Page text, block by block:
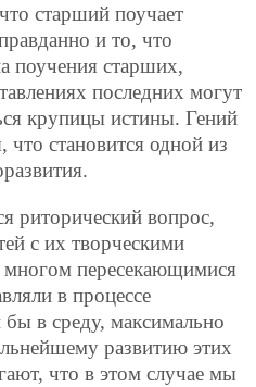
старший поучает
и то, что
поучения старших,
последних могут
крупицы истины. Гений
становится одной из
риторический вопрос,
с их творческими
многом пересекающимися
в процессе
в среду, максимально
развитию этих
что в этом случае мы